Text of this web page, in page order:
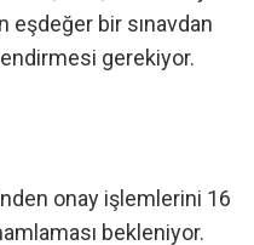
eşdeğer bir sınavdan
gerekiyor.
onay işlemlerini 16
bekleniyor.